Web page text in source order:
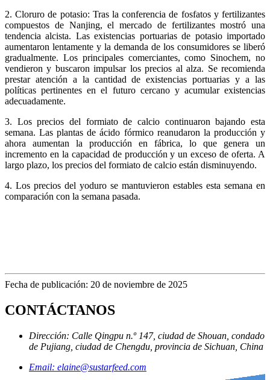
2. Cloruro de potasio: Tras la conferencia de fosfatos y fertilizantes
compuestos de Nanjing, el mercado de fertilizantes mostró una
tendencia alcista. Las existencias portuarias de potasio importado
aumentaron lentamente y la demanda de los consumidores se liberó
gradualmente. Los principales comerciantes, como Sinochem, no
vendieron y buscaron impulsar los precios al alza. Se recomienda
prestar atención a la cantidad de existencias portuarias y a las
políticas pertinentes en el futuro cercano y acumular existencias
adecuadamente.
3. Los precios del formiato de calcio continuaron bajando esta
semana. Las plantas de ácido fórmico reanudaron la producción y
ahora aumentan la producción en fábrica, lo que genera un
incremento en la capacidad de producción y un exceso de oferta. A
largo plazo, los precios del formiato de calcio están disminuyendo.
4. Los precios del yoduro se mantuvieron estables esta semana en
comparación con la semana pasada.
Fecha de publicación: 20 de noviembre de 2025
CONTÁCTANOS
Dirección: Calle Qingpu n.º 147, ciudad de Shouan, condado
de Pujiang, ciudad de Chengdu, provincia de Sichuan, China
Email: elaine@sustarfeed.com